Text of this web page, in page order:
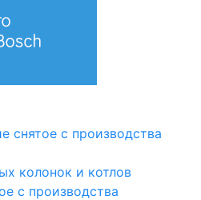
снятое с производства
колонок и котлов
с производства